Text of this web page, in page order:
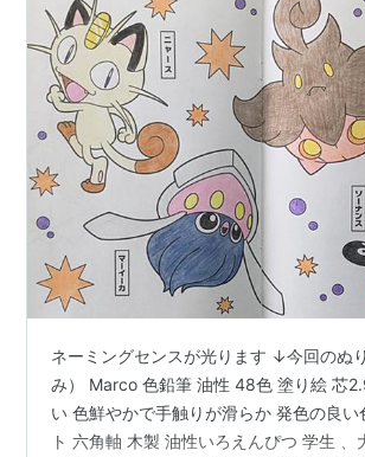
ネーミングセンスが光ります ↓今回のぬ
み） Marco 色鉛筆 油性 48色 塗り絵 芯
い 色鮮やかで手触りが滑らか 発色の良い
ト 六角軸 木製 油性いろえんぴつ 学生 、